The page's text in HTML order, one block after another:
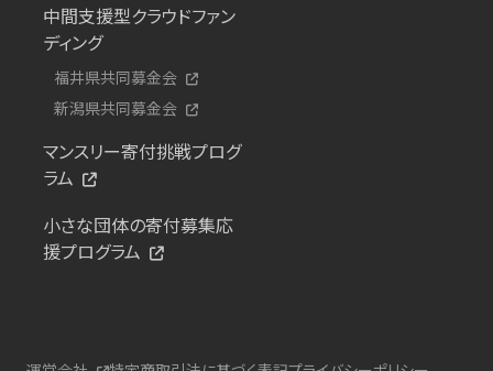
中間支援型クラウドファン
ディング
福井県共同募金会
新潟県共同募金会
マンスリー寄付挑戦プログ
ラム
小さな団体の寄付募集応
援プログラム